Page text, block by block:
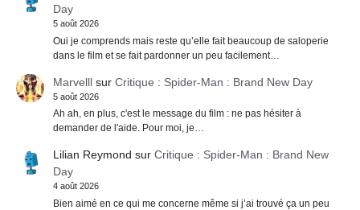
Day
5 août 2026
Oui je comprends mais reste qu’elle fait beaucoup de saloperie
dans le film et se fait pardonner un peu facilement…
Marvelllsur Critique : Spider-Man : Brand New Day
5 août 2026
Ah ah, en plus, c'est le message du film : ne pas hésiter à
demander de l'aide. Pour moi, je…
Lilian Reymond sur Critique : Spider-Man : Brand New
Day
4 août 2026
Bien aimé en ce qui me concerne même si j’ai trouvé ça un peu